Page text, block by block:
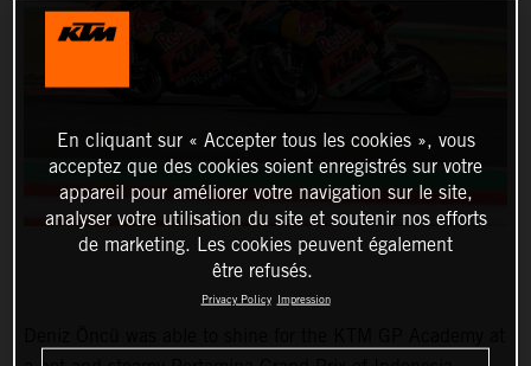
En cliquant sur « Accepter tous les cookies », vous
acceptez que des cookies soient enregistrés sur votre
appareil pour améliorer votre navigation sur le site,
analyser votre utilisation du site et soutenir nos efforts
de marketing. Les cookies peuvent également
être refusés.
Privacy Policy Impression